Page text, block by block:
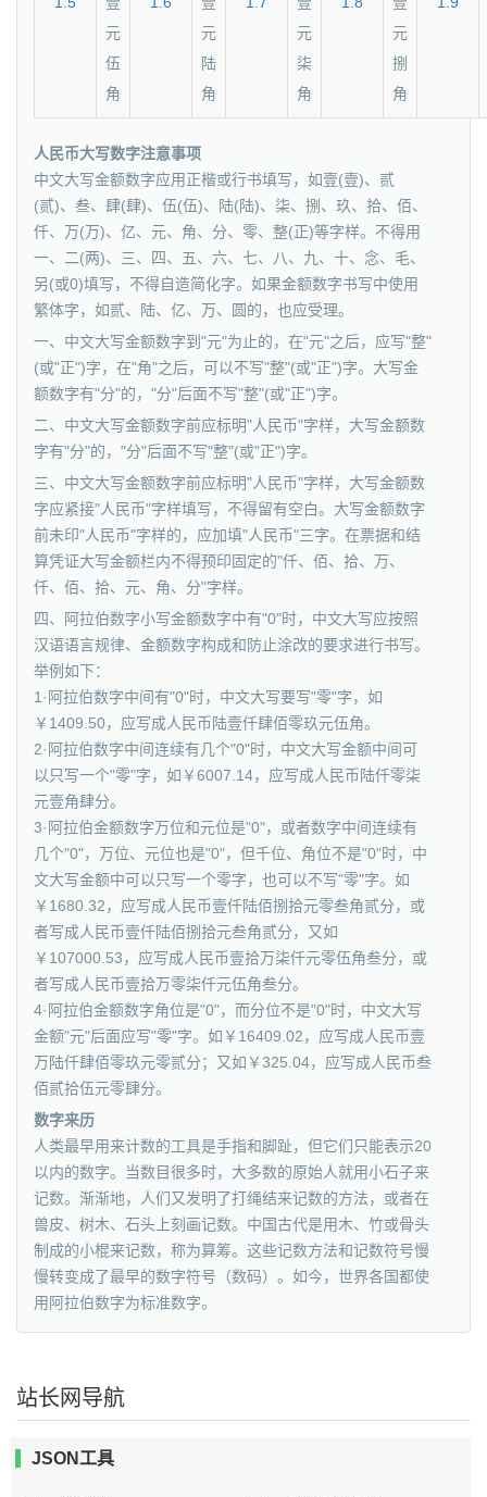
元
伍
角
元
陆
角
元
柒
角
元
捌
角
人民币大写数字注意事项
中文大写金额数字应用正楷或行书填写，如壹(壹)、贰
(贰)、叁、肆(肆)、伍(伍)、陆(陆)、柒、捌、玖、拾、佰、
仟、万(万)、亿、元、角、分、零、整(正)等字样。不得用
一、二(两)、三、四、五、六、七、八、九、十、念、毛、
另(或0)填写，不得自造简化字。如果金额数字书写中使用
繁体字，如贰、陆、亿、万、圆的，也应受理。
一、中文大写金额数字到"元"为止的，在"元"之后，应写"整"
(或"正")字，在"角"之后，可以不写"整"(或"正")字。大写金
额数字有"分"的，"分"后面不写"整"(或"正")字。
二、中文大写金额数字前应标明"人民币"字样，大写金额数
字有"分"的，"分"后面不写"整"(或"正")字。
三、中文大写金额数字前应标明"人民币"字样，大写金额数
字应紧接"人民币"字样填写，不得留有空白。大写金额数字
前未印"人民币"字样的，应加填"人民币"三字。在票据和结
算凭证大写金额栏内不得预印固定的"仟、佰、拾、万、
仟、佰、拾、元、角、分"字样。
四、阿拉伯数字小写金额数字中有"0"时，中文大写应按照
汉语语言规律、金额数字构成和防止涂改的要求进行书写。
举例如下：
1·阿拉伯数字中间有"0"时，中文大写要写"零"字，如
￥1409.50，应写成人民币陆壹仟肆佰零玖元伍角。
2·阿拉伯数字中间连续有几个"0"时，中文大写金额中间可
以只写一个"零"字，如￥6007.14，应写成人民币陆仟零柒
元壹角肆分。
3·阿拉伯金额数字万位和元位是"0"，或者数字中间连续有
几个"0"，万位、元位也是"0"，但千位、角位不是"0"时，中
文大写金额中可以只写一个零字，也可以不写"零"字。如
￥1680.32，应写成人民币壹仟陆佰捌拾元零叁角贰分，或
者写成人民币壹仟陆佰捌拾元叁角贰分，又如
￥107000.53，应写成人民币壹拾万柒仟元零伍角叁分，或
者写成人民币壹拾万零柒仟元伍角叁分。
4·阿拉伯金额数字角位是"0"，而分位不是"0"时，中文大写
金额"元"后面应写"零"字。如￥16409.02，应写成人民币壹
万陆仟肆佰零玖元零贰分；又如￥325.04，应写成人民币叁
佰贰拾伍元零肆分。
数字来历
人类最早用来计数的工具是手指和脚趾，但它们只能表示20
以内的数字。当数目很多时，大多数的原始人就用小石子来
记数。渐渐地，人们又发明了打绳结来记数的方法，或者在
兽皮、树木、石头上刻画记数。中国古代是用木、竹或骨头
制成的小棍来记数，称为算筹。这些记数方法和记数符号慢
慢转变成了最早的数字符号（数码）。如今，世界各国都使
用阿拉伯数字为标准数字。
站长网导航
JSON工具